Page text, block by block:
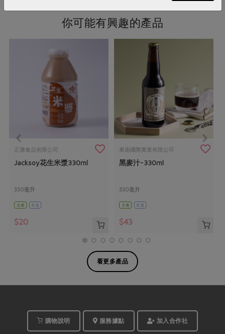
你可能有興趣的產品
正康食品有限公司
Jacksoy花生米漿330ml
330毫升
全素 常溫
$20
東南國際實業有限公司
黑麥汁-330ml
330毫升
全素 常溫
$43
看更多產品
購物說明 服務據點 加入合作社